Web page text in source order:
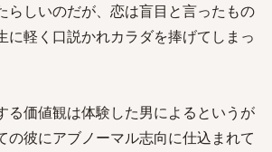
らしいのだが、恋は盲目と言ったもの
に軽く口説かれカラダを捧げてしまっ
る価値観は体験した男によるというが
の彼にアブノーマル志向に仕込まれて